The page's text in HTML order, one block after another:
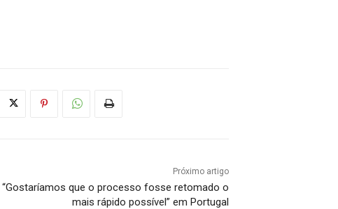
Próximo artigo
“Gostaríamos que o processo fosse retomado o
mais rápido possível” em Portugal